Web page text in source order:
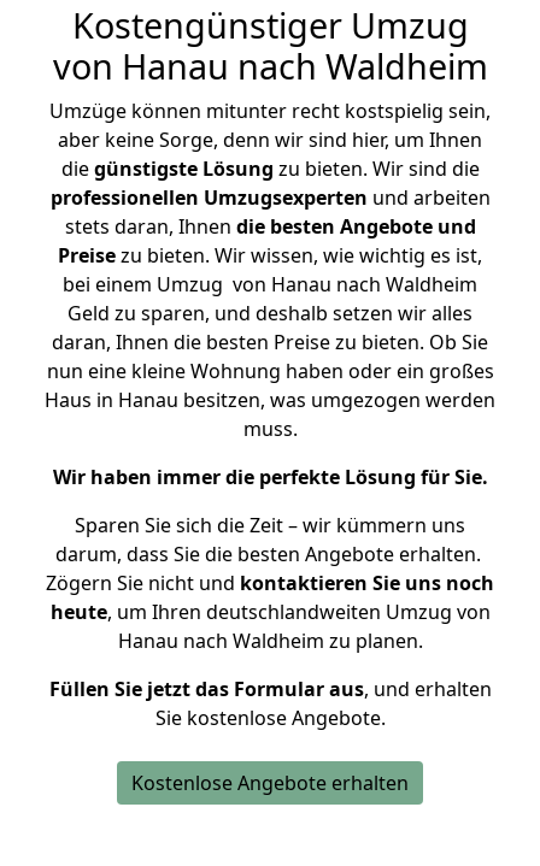
Kostengünstiger Umzug
von Hanau nach Waldheim
Umzüge können mitunter recht kostspielig sein,
aber keine Sorge, denn wir sind hier, um Ihnen
diegünstigste Lösung zu bieten. Wir sind die
professionellen Umzugsexperten und arbeiten
stets daran, Ihnen die besten Angebote und
Preisezu bieten. Wir wissen, wie wichtig es ist,
bei einem Umzug von Hanau nach Waldheim
Geld zu sparen, und deshalb setzen wir alles
daran, Ihnen die besten Preise zu bieten. Ob Sie
nun eine kleine Wohnung haben oder ein großes
Haus in Hanau besitzen, was umgezogen werden
muss.
Wir haben immer die perfekte Lösung für Sie.
Sparen Sie sich die Zeit – wir kümmern uns
darum, dass Sie die besten Angebote erhalten.
Zögern Sie nicht und kontaktieren Sie uns noch
heute, um Ihren deutschlandweiten Umzug von
Hanau nach Waldheim zu planen.
Füllen Sie jetzt das Formular aus, und erhalten
Sie kostenlose Angebote.
Kostenlose Angebote erhalten